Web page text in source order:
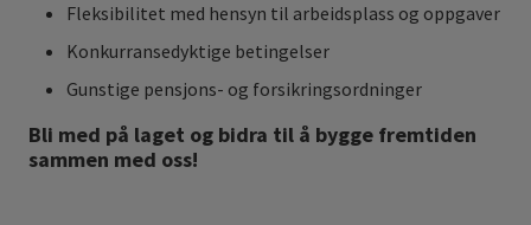
Fleksibilitet med hensyn til arbeidsplass og oppgaver
Konkurransedyktige betingelser
Gunstige pensjons- og forsikringsordninger
Bli med på laget og bidra til å bygge fremtiden
sammen med oss!